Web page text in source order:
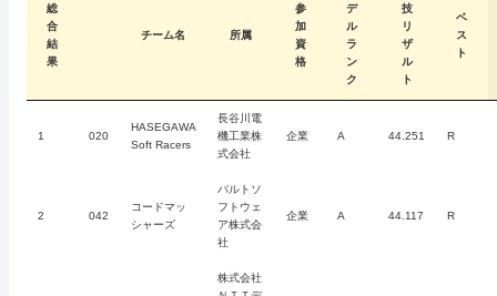
総
合
結
果
チーム名 所属
参
加
資
格
デ
ル
ラ
ン
ク
技
リ
ザ
ル
ト
ベ
ス
ト
1 020
HASEGAWA
Soft Racers
長谷川電
機工業株
式会社
企業 A 44.251 R
2 042
コードマッ
シャーズ
バルトソ
フトウェ
ア株式会
社
企業 A 44.117 R
株式会社